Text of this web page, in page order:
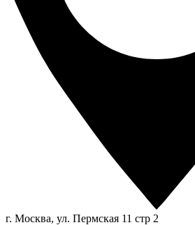
г. Москва, ул. Пермская 11 стр 2